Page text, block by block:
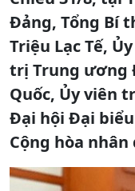
Đảng, Tổng Bí
Triệu Lạc Tế,
trị Trung ương
Quốc, Ủy viên
Đại hội Đại
Cộng hòa nhân